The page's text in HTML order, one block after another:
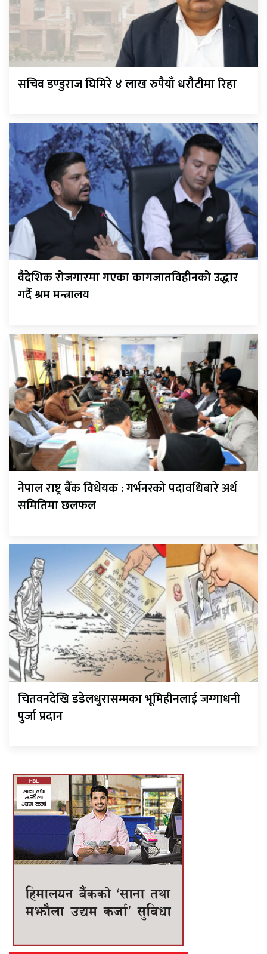
सचिव डण्डुराज घिमिरे ४ लाख रुपैयाँ धरौटीमा रिहा
वैदेशिक रोजगारमा गएका कागजातविहीनको उद्धार
गर्दै श्रम मन्त्रालय
नेपाल राष्ट्र बैंक विधेयक : गर्भनरको पदावधिबारे अर्थ
समितिमा छलफल
चितवनदेखि डडेलधुरासम्मका भूमिहीनलाई जग्गाधनी
पुर्जा प्रदान